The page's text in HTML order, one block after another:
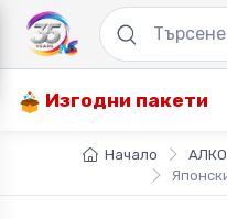
Изгодни пакети
Начало